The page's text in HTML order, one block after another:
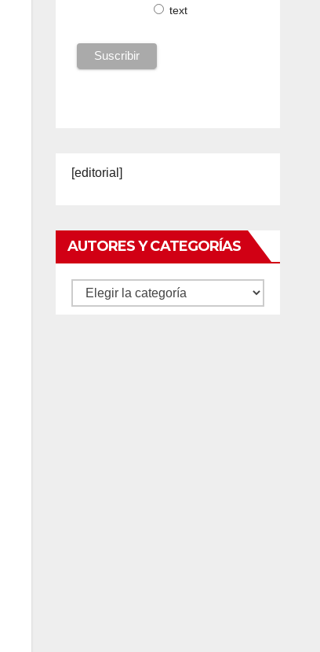
text
[editorial]
AUTORES Y CATEGORÍAS
Autores